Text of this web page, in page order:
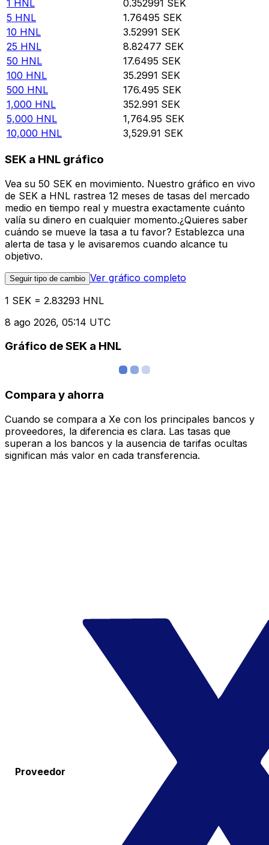
1 HNL 0.352991 SEK
5 HNL 1.76495 SEK
10 HNL 3.52991 SEK
25 HNL 8.82477 SEK
50 HNL 17.6495 SEK
100 HNL 35.2991 SEK
500 HNL 176.495 SEK
1,000 HNL 352.991 SEK
5,000 HNL 1,764.95 SEK
10,000 HNL 3,529.91 SEK
SEK a HNL gráfico
Vea su 50 SEK en movimiento. Nuestro gráfico en vivo
de SEK a HNL rastrea 12 meses de tasas del mercado
medio en tiempo real y muestra exactamente cuánto
valía su dinero en cualquier momento.¿Quieres saber
cuándo se mueve la tasa a tu favor? Establezca una
alerta de tasa y le avisaremos cuando alcance tu
objetivo.
Seguir tipo de cambio Ver gráfico completo
1 SEK = 2.83293 HNL
8 ago 2026, 05:14 UTC
Gráfico de SEK a HNL
Compara y ahorra
Cuando se compara a Xe con los principales bancos y
proveedores, la diferencia es clara. Las tasas que
superan a los bancos y la ausencia de tarifas ocultas
significan más valor en cada transferencia.
Proveedor